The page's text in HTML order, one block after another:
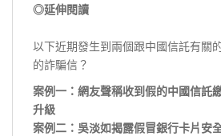
◎延伸閱讀
以下近期發生到兩個跟中國信託有關
的詐騙信？
案例一：網友聲稱收到假的中國信託
升級
案例二：吳淡如揭露假冒銀行卡片安